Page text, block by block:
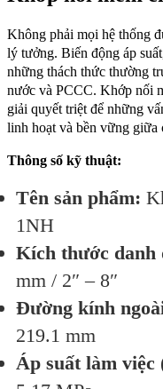
Không phải mọi hệ thống
lý tưởng. Biến động áp
những thách thức thường
nước và PCCC. Khớp nối
giải quyết triệt để những
linh hoạt và bền vững giữa
Thông số kỹ thuật:
Tên sản phẩm:
1NH
Kích thước danh
mm / 2″ – 8″
Đường kính
219.1 mm
Áp suất làm việc